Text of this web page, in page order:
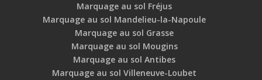
Marquage au sol Fréjus
Marquage au sol Mandelieu-la-Napoule
Marquage au sol Grasse
Marquage au sol Mougins
Marquage au sol Antibes
Marquage au sol Villeneuve-Loubet